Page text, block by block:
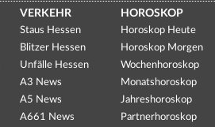
VERKEHR
Staus Hessen
Blitzer Hessen
Unfälle Hessen
A3 News
A5 News
A661 News
HOROSKOP
Horoskop Heute
Horoskop Morgen
Wochenhoroskop
Monatshoroskop
Jahreshoroskop
Partnerhoroskop